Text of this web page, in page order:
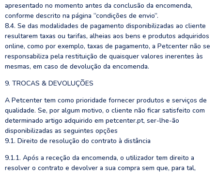
apresentado no momento antes da conclusão da encomenda,
conforme descrito na página “condições de envio”.
8.4. Se das modalidades de pagamento disponibilizadas ao cliente
resultarem taxas ou tarifas, alheias aos bens e produtos adquiridos
online, como por exemplo, taxas de pagamento, a Petcenter não se
responsabiliza pela restituição de quaisquer valores inerentes às
mesmas, em caso de devolução da encomenda.
9. TROCAS & DEVOLUÇÕES
A Petcenter tem como prioridade fornecer produtos e serviços de
qualidade. Se, por algum motivo, o cliente não ficar satisfeito com
determinado artigo adquirido em petcenter.pt, ser-lhe-ão
disponibilizadas as seguintes opções
9.1. Direito de resolução do contrato à distância
9.1.1. Após a receção da encomenda, o utilizador tem direito a
resolver o contrato e devolver a sua compra sem que, para tal,